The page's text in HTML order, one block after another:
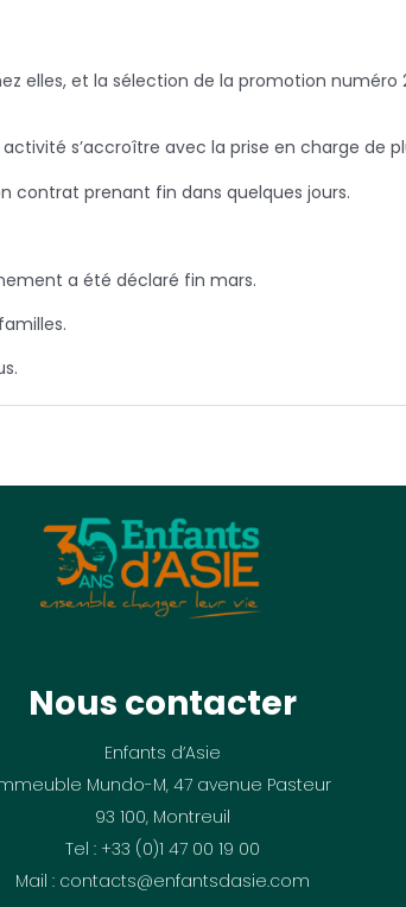
elles, et la sélection de la promotion numéro
s’accroître avec la prise en charge de
contrat prenant fin dans quelques jours.
a été déclaré fin mars.
Nous contacter
Enfants d’Asie
Mundo-M, 47 avenue Pasteur
93 100, Montreuil
Tel : +33 (0)1 47 00 19 00
Mail : contacts@enfantsdasie.com